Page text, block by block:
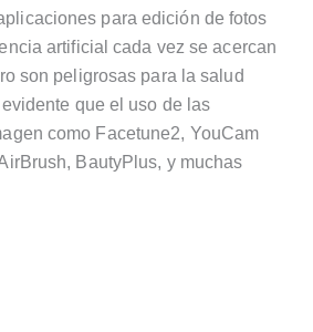
para edición de fotos
artificial cada vez se acercan
son peligrosas para la salud
que el uso de las
como Facetune2, YouCam
BautyPlus, y muchas